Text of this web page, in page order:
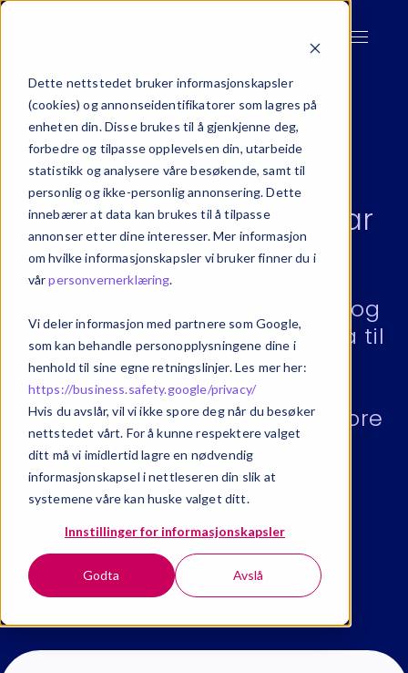
Dette nettstedet bruker informasjonskapsler
(cookies) og annonseidentifikatorer som lagres på
enheten din. Disse brukes til å gjenkjenne deg,
forbedre og tilpasse opplevelsen din, utarbeide
statistikk og analysere våre besøkende, samt til
personlig og ikke-personlig annonsering. Dette
innebærer at data kan brukes til å tilpasse
annonser etter dine interesser. Mer informasjon
om hvilke informasjonskapsler vi bruker finner du i
vårpersonvernerklæring.
Vi deler informasjon med partnere som Google,
som kan behandle personopplysningene dine i
henhold til sine egne retningslinjer. Les mer her:
https://business.safety.google/privacy/
Hvis du avslår, vil vi ikke spore deg når du besøker
nettstedet vårt. For å kunne respektere valget
ditt må vi imidlertid lagre en nødvendig
informasjonskapsel i nettleseren din slik at
systemene våre kan huske valget ditt.
Innstillinger for informasjonskapsler
Godta Avslå
Hvordan en CFO bidrar
til selskapets vekst
Det er mange måter en CFO og
økonomiavdelingen kan bidra til
selskapets vekst.
Suksessoppskriften er en
kombinasjon av flere ulike, store
og kanskje litt krevende
prosesser.